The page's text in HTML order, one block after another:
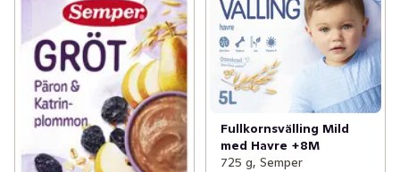
Fullkornsvälling Mild
med Havre +8M
725 g, Semper